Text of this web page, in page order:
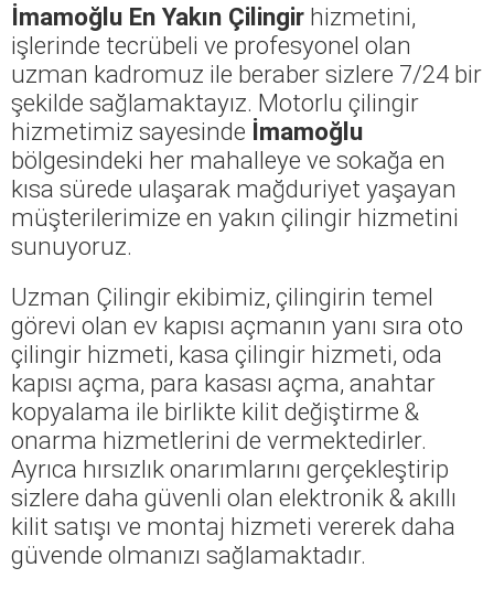
İmamoğlu En Yakın Çilingir hizmetini,
işlerinde tecrübeli ve profesyonel olan
uzman kadromuz ile beraber sizlere 7/24 bir
şekilde sağlamaktayız. Motorlu çilingir
hizmetimiz sayesinde İmamoğlu
bölgesindeki her mahalleye ve sokağa en
kısa sürede ulaşarak mağduriyet yaşayan
müşterilerimize en yakın çilingir hizmetini
sunuyoruz.
Uzman Çilingir ekibimiz, çilingirin temel
görevi olan ev kapısı açmanın yanı sıra oto
çilingir hizmeti, kasa çilingir hizmeti, oda
kapısı açma, para kasası açma, anahtar
kopyalama ile birlikte kilit değiştirme &
onarma hizmetlerini de vermektedirler.
Ayrıca hırsızlık onarımlarını gerçekleştirip
sizlere daha güvenli olan elektronik & akıllı
kilit satışı ve montaj hizmeti vererek daha
güvende olmanızı sağlamaktadır.